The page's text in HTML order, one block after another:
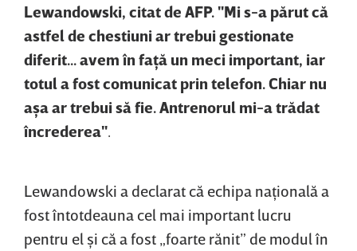
Lewandowski, citat de AFP. "Mi s-a părut că
astfel de chestiuni ar trebui gestionate
diferit... avem în faţă un meci important, iar
totul a fost comunicat prin telefon. Chiar nu
aşa ar trebui să fie. Antrenorul mi-a trădat
încrederea"
Lewandowski a declarat că echipa naţională a
fost întotdeauna cel mai important lucru
pentru el şi că a fost „foarte rănit” de modul în